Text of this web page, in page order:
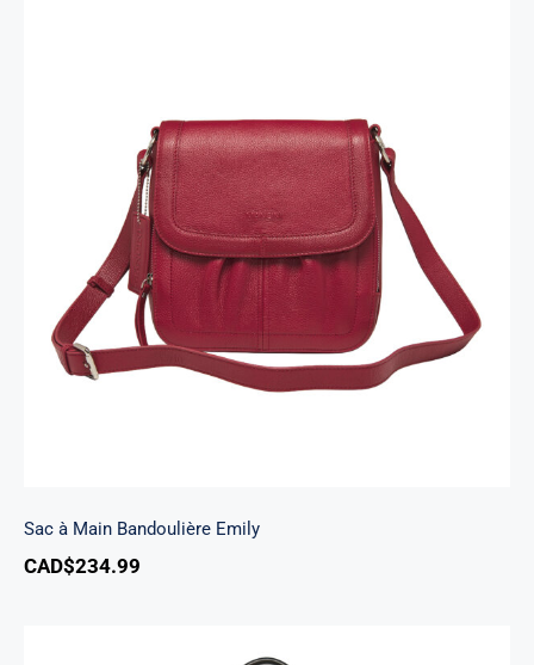
Sac à Main Bandoulière Emily
Sac à Main Bandoulière Emily
CAD$234.99